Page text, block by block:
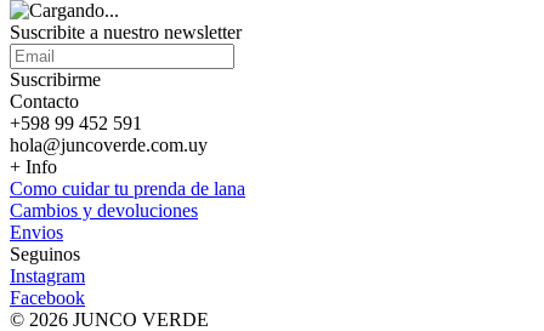
Suscribite a nuestro newsletter
Suscribirme
Contacto
+598 99 452 591
hola@juncoverde.com.uy
+ Info
Como cuidar tu prenda de lana
Cambios y devoluciones
Envios
Seguinos
Instagram
Facebook
© 2026 JUNCO VERDE